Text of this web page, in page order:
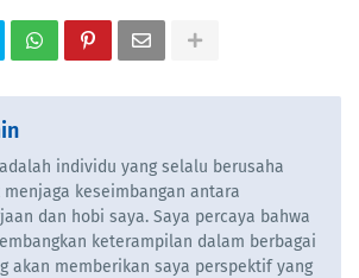
individu yang selalu berusaha
menjaga keseimbangan antara
dan hobi saya. Saya percaya bahwa
keterampilan dalam berbagai
akan memberikan saya perspektif yang